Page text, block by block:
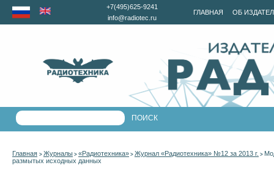
ГЛАВНАЯ ОБ
+7(495)625-9241
info@radiotec.ru
Главная > Журналы > «Радиотехника» > Журнал «Радиотехника» №12 за 2013 г. >
размытых исходных данных